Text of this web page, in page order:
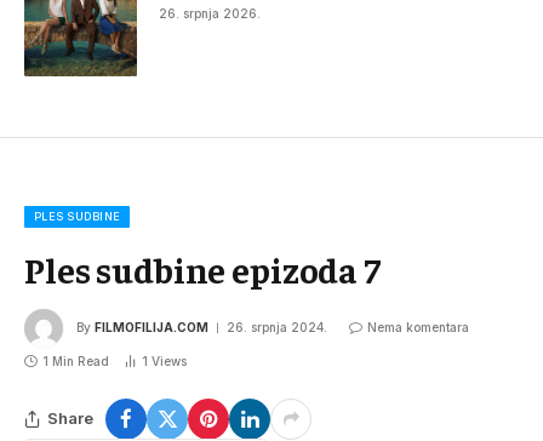
26. srpnja 2026.
PLES SUDBINE
Ples sudbine epizoda 7
By FILMOFILIJA.COM 26. srpnja 2024. Nema komentara
1 Min Read 1 Views
Share